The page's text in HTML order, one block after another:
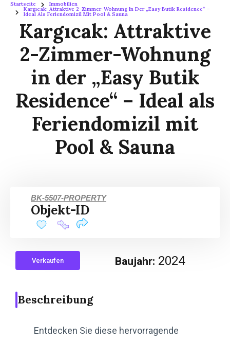
Startseite Immobilien
Kargıcak: Attraktive 2-Zimmer-Wohnung In Der „Easy Butik Residence“ –
Ideal Als Feriendomizil Mit Pool & Sauna
Kargıcak: Attraktive
2-Zimmer-Wohnung
in der „Easy Butik
Residence“ – Ideal als
Feriendomizil mit
Pool & Sauna
Objekt-ID
BK-5507-PROPERTY
Verkaufen Baujahr: 2024
Beschreibung
Entdecken Sie diese hervorragende